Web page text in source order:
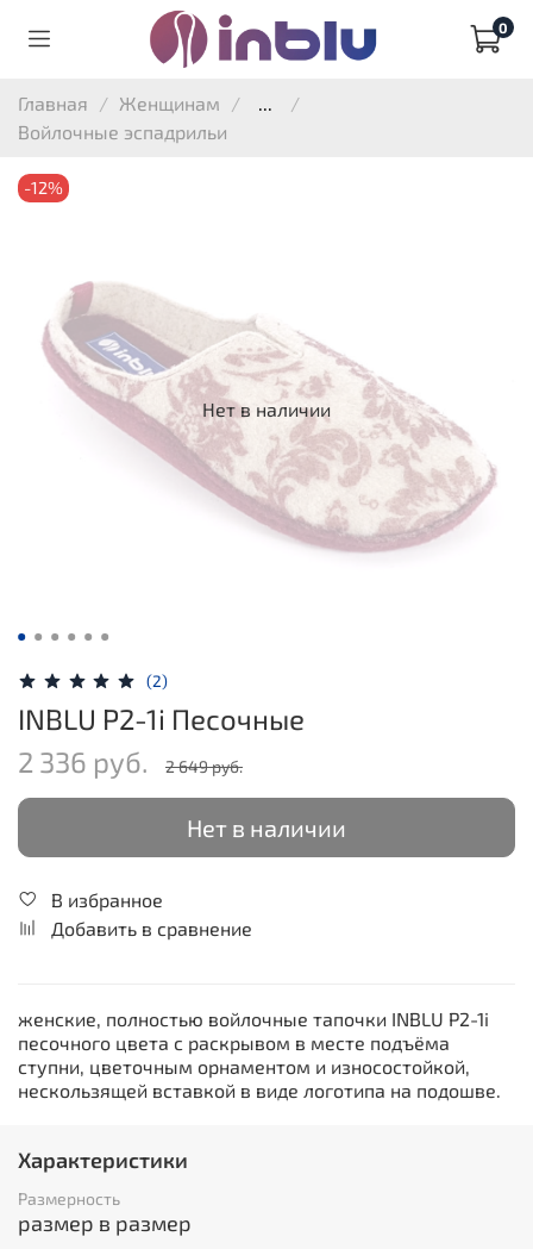
0
Главная Женщинам
...
Войлочные эспадрильи
Нет в наличии
-12%
(2)
INBLU P2-1i Песочные
2 336 руб.
2 649 руб.
Нет в наличии
В избранное
Добавить в сравнение
женские, полностью войлочные тапочки INBLU P2-1i
песочного цвета с раскрывом в месте подъёма
ступни, цветочным орнаментом и износостойкой,
нескользящей вставкой в виде логотипа на подошве.
Характеристики
Размерность
размер в размер